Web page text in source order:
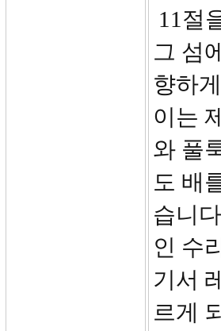
11절
그 섬
향하
이는
와 풀
도 배
습니
인 수
기서
르게